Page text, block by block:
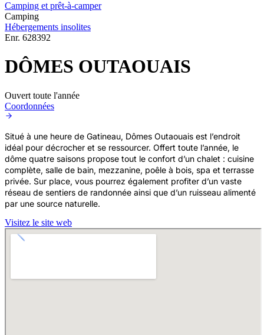
Camping et prêt-à-camper
Camping
Hébergements insolites
Enr. 628392
DÔMES OUTAOUAIS
Ouvert toute l'année
Coordonnées
Situé à une heure de Gatineau, Dômes Outaouais est l’endroit
idéal pour décrocher et se ressourcer. Offert toute l’année, le
dôme quatre saisons propose tout le confort d’un chalet : cuisine
complète, salle de bain, mezzanine, poêle à bois, spa et terrasse
privée. Sur place, vous pourrez également profiter d’un vaste
réseau de sentiers de randonnée ainsi que d’un ruisseau alimenté
par une source naturelle.
Visitez le site web